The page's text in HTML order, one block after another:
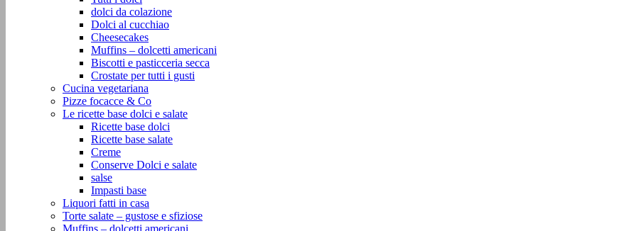
dolci da colazione
Dolci al cucchiao
Cheesecakes
Muffins – dolcetti americani
Biscotti e pasticceria secca
Crostate per tutti i gusti
Cucina vegetariana
Pizze focacce & Co
Le ricette base dolci e salate
Ricette base dolci
Ricette base salate
Creme
Conserve Dolci e salate
salse
Impasti base
Liquori fatti in casa
Torte salate – gustose e sfiziose
Muffins – dolcetti americani